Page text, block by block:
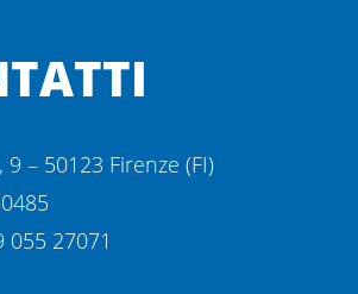
9 – 50123 Firenze (FI)
055 27071